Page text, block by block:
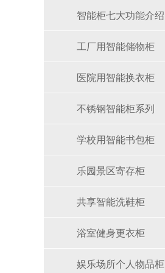
智能柜七大功能介绍
工厂用智能储物柜
医院用智能换衣柜
不锈钢智能柜系列
学校用智能书包柜
乐园景区寄存柜
共享智能洗鞋柜
浴室健身更衣柜
娱乐场所个人物品柜